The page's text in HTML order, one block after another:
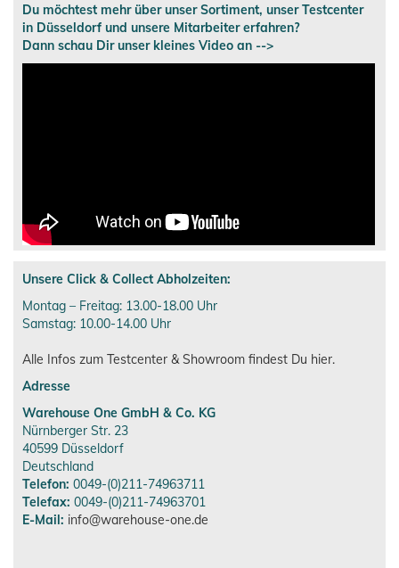
Du möchtest mehr über unser Sortiment, unser Testcenter
in Düsseldorf und unsere Mitarbeiter erfahren?
Dann schau Dir unser kleines Video an -->
Unsere Click & Collect Abholzeiten:
Montag – Freitag: 13.00-18.00 Uhr
Samstag: 10.00-14.00 Uhr
Alle Infos zum Testcenter & Showroom findest Du hier.
Adresse
Warehouse One GmbH & Co. KG
Nürnberger Str. 23
40599 Düsseldorf
Deutschland
Telefon: 0049-(0)211-74963711
Telefax: 0049-(0)211-74963701
E-Mail: info@warehouse-one.de